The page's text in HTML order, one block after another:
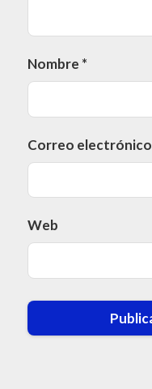
Nombre *
Correo electrónico
Web